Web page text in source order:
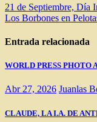
Navegación
de
entradas
21 de Septiembre, Día
Los Borbones en
Entrada relacionada
WORLD PRESS PHOTO
Abr 27, 2026 Juanlas
CLAUDE, LA I.A. DE